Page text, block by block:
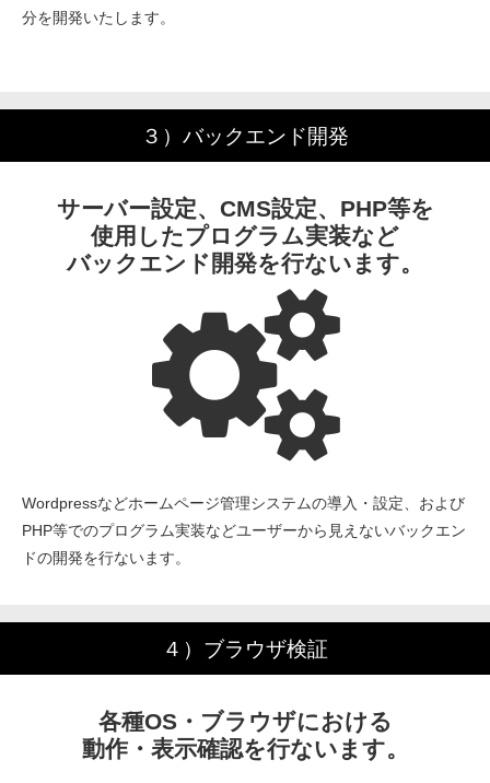
分を開発いたします。
３）バックエンド開発
サーバー設定、CMS設定、PHP等を
使用したプログラム実装など
バックエンド開発を行ないます。
Wordpressなどホームページ管理システムの導入・設定、および
PHP等でのプログラム実装などユーザーから見えないバックエン
ドの開発を行ないます。
４）ブラウザ検証
各種OS・ブラウザにおける
動作・表示確認を行ないます。